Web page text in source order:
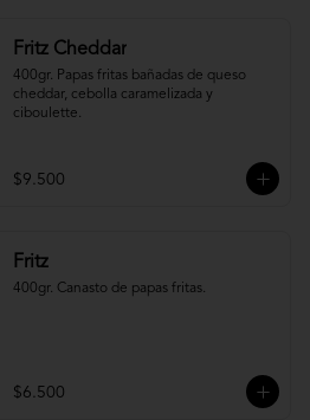
Fritz Cheddar
400gr. Papas fritas bañadas de queso
cheddar, cebolla caramelizada y
ciboulette.
$9.500
Fritz
400gr. Canasto de papas fritas.
$6.500